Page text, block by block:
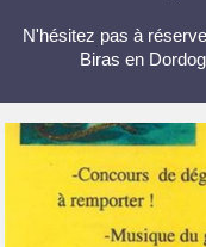
N'hésitez pas à
Biras en